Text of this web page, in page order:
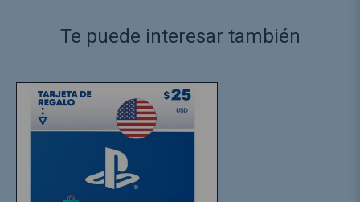
Te puede interesar también